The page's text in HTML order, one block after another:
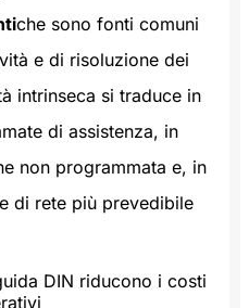
che sono fonti comuni
e di risoluzione dei
intrinseca si traduce in
di assistenza, in
non programmata e, in
di rete più prevedibile